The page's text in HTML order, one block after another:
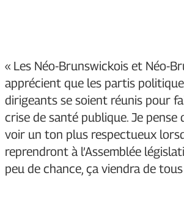
« Les Néo-Brunswickois et Néo-
apprécient que les partis
dirigeants se soient réunis pour
crise de santé publique. Je pense
voir un ton plus respectueux
reprendront à l’Assemblée
peu de chance, ça viendra de